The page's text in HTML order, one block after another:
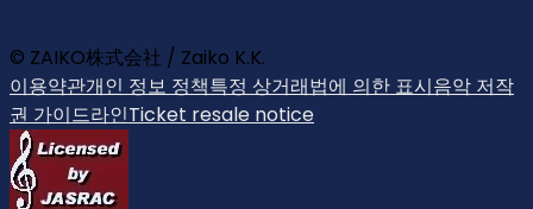
© ZAIKO株式会社 / Zaiko K.K.
이용약관개인 정보 정책특정 상거래법에 의한 표시음악 저작
권 가이드라인Ticket resale notice